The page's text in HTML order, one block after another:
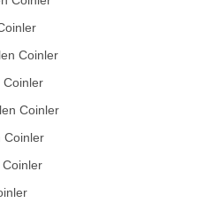
Coinler
Coinler
Coinler
Coinler
Coinler